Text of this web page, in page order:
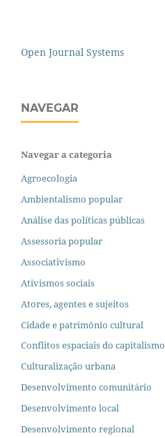
Open Journal Systems
NAVEGAR
Navegar a categoria
Agroecologia
Ambientalismo popular
Análise das políticas públicas
Assessoria popular
Associativismo
Ativismos sociais
Atores, agentes e sujeitos
Cidade e patrimônio cultural
Conflitos espaciais do capitalismo
Culturalização urbana
Desenvolvimento comunitário
Desenvolvimento local
Desenvolvimento regional